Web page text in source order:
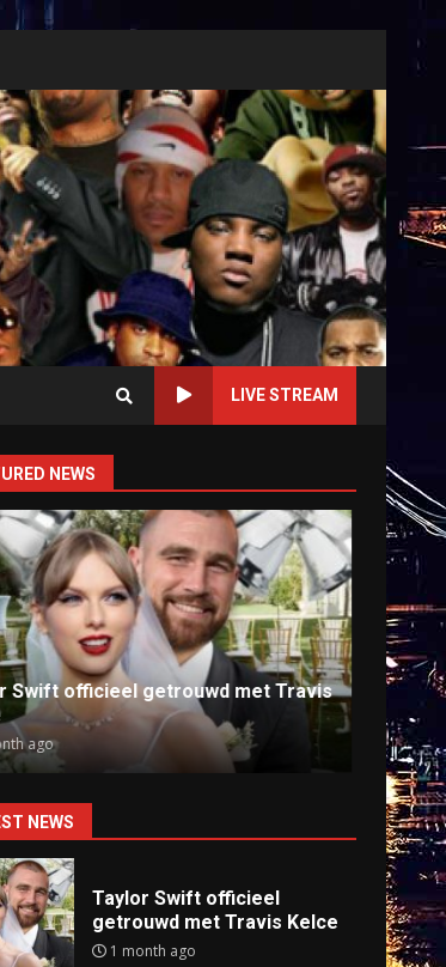
LIVE STREAM
NEWS
klaagt Kim Kardashian aan om
ago
Anti-
9
NEWS
Taylor Swift officieel
getrouwd met Travis Kelce
1 month ago